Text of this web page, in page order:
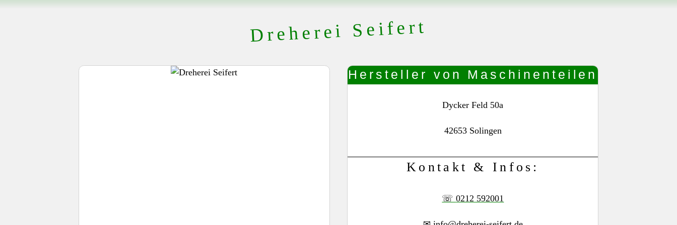
Dreherei Seifert
Hersteller von Maschinenteilen
Dycker Feld 50a
42653 Solingen
Kontakt & Infos:
0212 592001